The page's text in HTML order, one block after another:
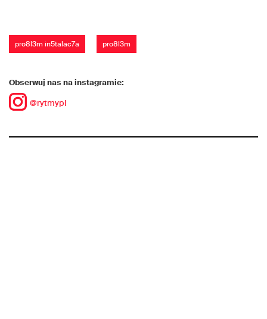
pro8l3m in5talac7a pro8l3m
Obserwuj nas na instagramie:
@rytmypl